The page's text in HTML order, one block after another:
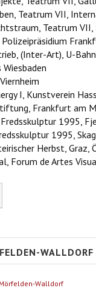
Teatrum VII,
Teatrum
(Inter-Art), U-
I, Kunstverein
Frankfurt am
1995,
1995,
Herbst, Graz,
Forum de Artes
Dieter
WALLDORF
Mörfelden-Walldorf